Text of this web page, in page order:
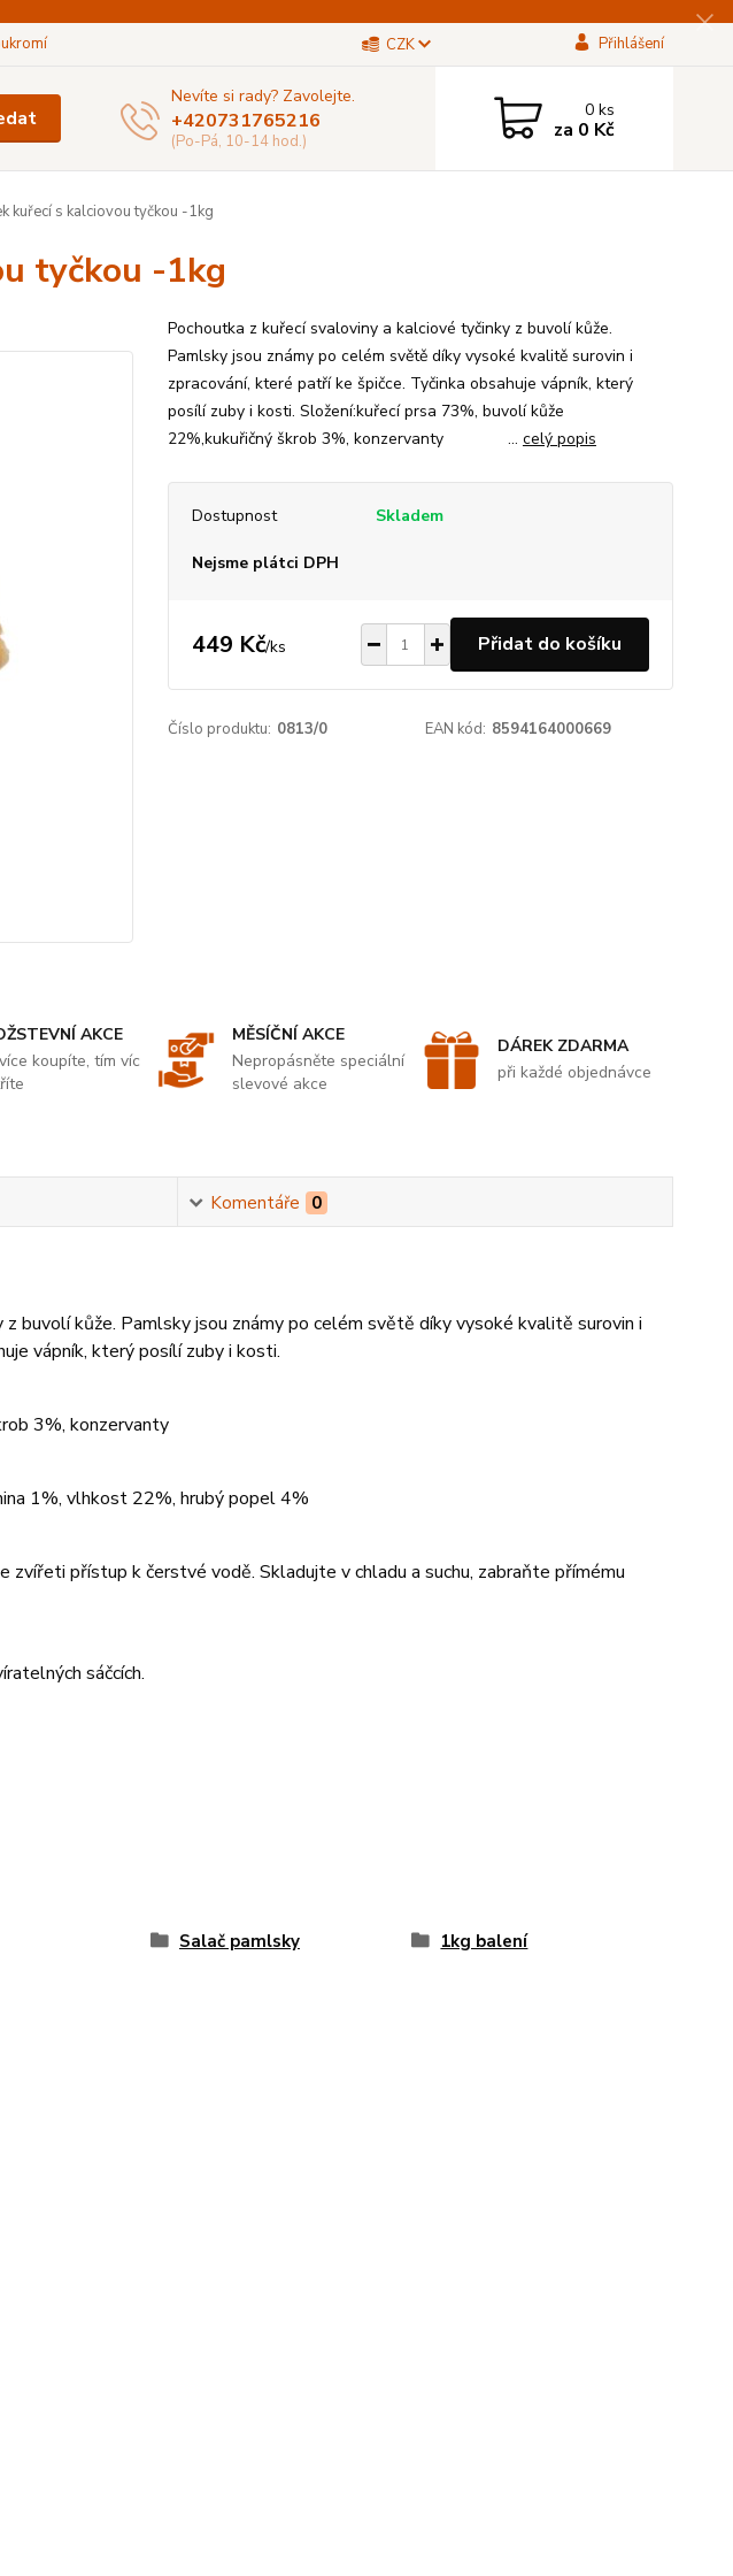
CZK Přihlášení
Nevíte si rady? Zavolejte.
+420731765216
(Po-Pá, 10-14 hod.)
0ks
za 0 Kč
kuřecí s kalciovou tyčkou -1kg
tyčkou -1kg
Pochoutka z kuřecí svaloviny a kalciové tyčinky z buvolí kůže.
Pamlsky jsou známy po celém světě díky vysoké kvalitě surovin i
zpracování, které patří ke špičce. Tyčinka obsahuje vápník, který
posílí zuby i kosti. Složení:kuřecí prsa 73%, buvolí kůže
22%,kukuřičný škrob 3%, konzervanty ... celý popis
Dostupnost Skladem
Nejsme plátci DPH
449 Kč/ks Přidat do košíku
Číslo produktu: 0813/0 EAN kód: 8594164000669
AKCE
koupíte, tím víc
MĚSÍČNÍ AKCE
Nepropásněte speciální
slevové akce
DÁREK ZDARMA
při každé objednávce
Komentáře 0
buvolí kůže. Pamlsky jsou známy po celém světě díky vysoké kvalitě surovin i
vápník, který posílí zuby i kosti.
škrob 3%, konzervanty
1%, vlhkost 22%, hrubý popel 4%
přístup k čerstvé vodě. Skladujte v chladu a suchu, zabraňte přímému
sáčcích.
Salač pamlsky 1kg balení